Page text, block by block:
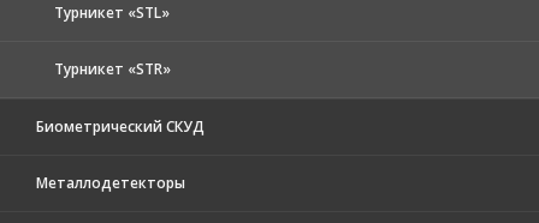
Турникет «STL»
Турникет «STR»
Биометрический СКУД
Металлодетекторы